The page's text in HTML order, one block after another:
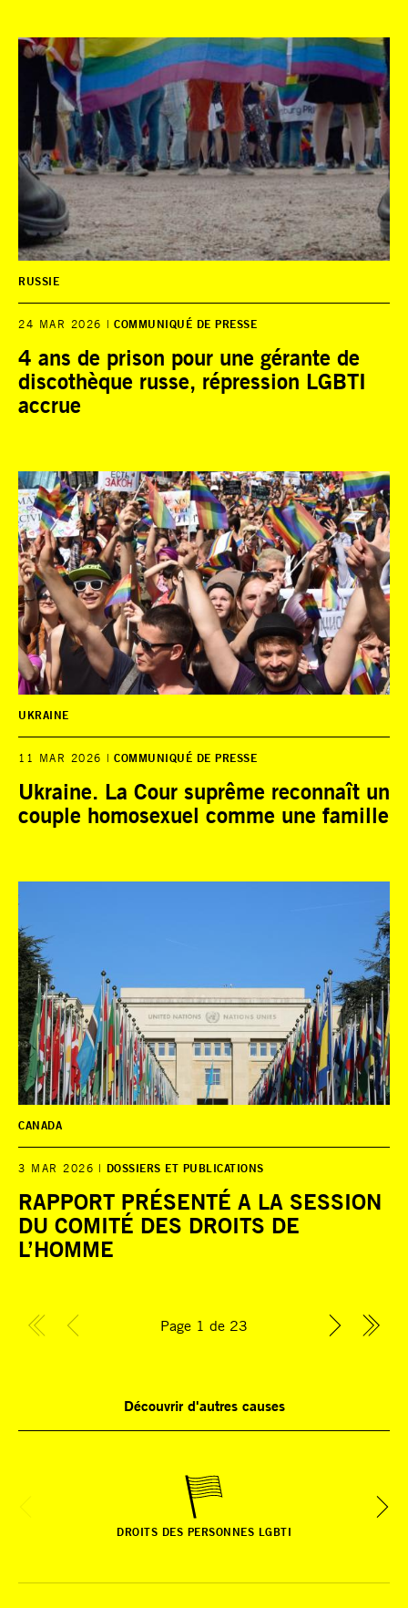
RUSSIE
24 MAR 2026 COMMUNIQUÉ DE PRESSE
4 ans de prison pour une gérante de
discothèque russe, répression LGBTI
accrue
UKRAINE
11 MAR 2026 COMMUNIQUÉ DE PRESSE
Ukraine. La Cour suprême reconnaît un
couple homosexuel comme une famille
CANADA
3 MAR 2026 DOSSIERS ET PUBLICATIONS
RAPPORT PRÉSENTÉ A LA SESSION
DU COMITÉ DES DROITS DE
L’HOMME
Page 1 de 23
Découvrir d'autres causes
DROITS DES PERSONNES LGBTI